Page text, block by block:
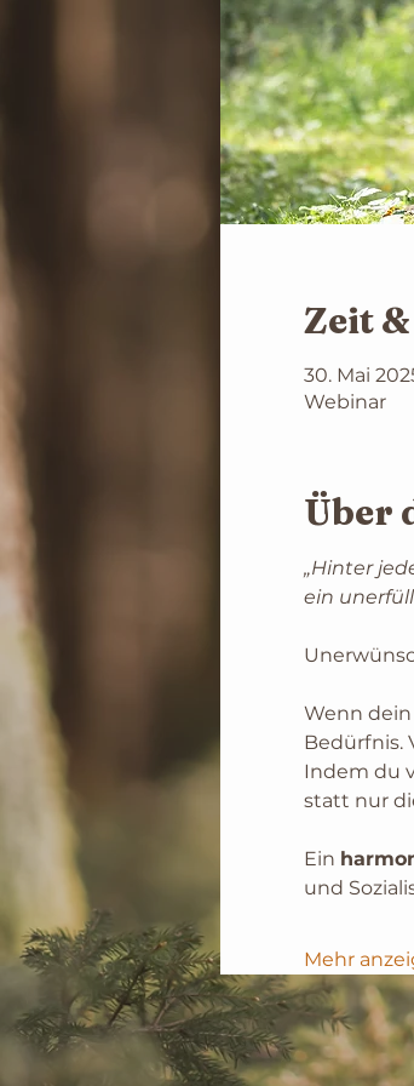
Zeit
30. Mai
Webinar
Über
„Hinter
ein
Wenn
Bedürfnis.
Indem du
statt nur
Ein
und
Mehr